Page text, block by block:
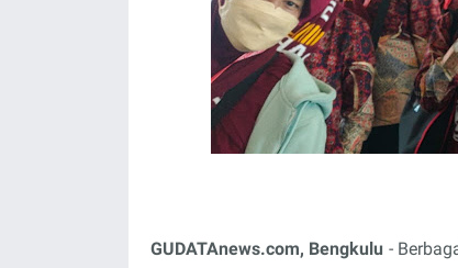
GUDATAnews.com, Bengkulu -